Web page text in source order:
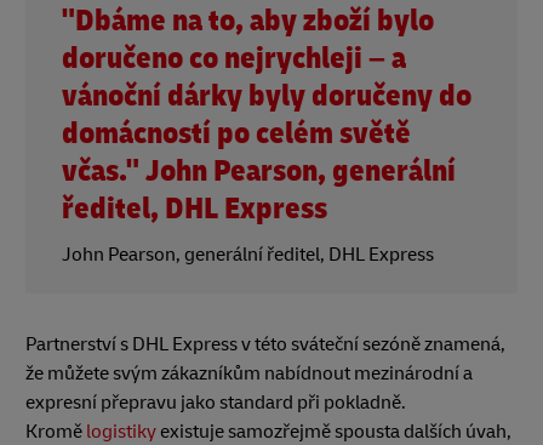
"Dbáme na to, aby zboží bylo
doručeno co nejrychleji – a
vánoční dárky byly doručeny do
domácností po celém světě
včas." John Pearson, generální
ředitel, DHL Express
John Pearson, generální ředitel, DHL Express
Partnerství s DHL Express v této sváteční sezóně znamená,
že můžete svým zákazníkům nabídnout mezinárodní a
expresní přepravu jako standard při pokladně.
Kromě logistiky existuje samozřejmě spousta dalších úvah,